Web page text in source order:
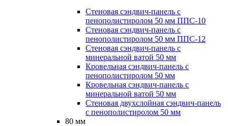
Стеновая сэндвич-панель с
пенополистиролом 50 мм ППС-10
Стеновая сэндвич-панель с
пенополистиролом 50 мм ППС-12
Стеновая сэндвич-панель с
минеральной ватой 50 мм
Кровельная сэндвич-панель с
пенополистиролом 50 мм
Кровельная сэндвич-панель с
минеральной ватой 50 мм
Стеновая двухслойная сэндвич-панель
с пенополистиролом 50 мм
80 мм